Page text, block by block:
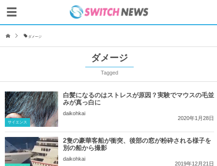
ダメージ
ダメージ
Tagged
サイエンス
白髪になるのはストレスが原因？実験でマウスの毛並
みが真っ白に
daikohkai
2020年1月28日
2隻の豪華客船が衝突、後部の窓が粉砕される様子を
別の船から撮影
daikohkai
2019年12月21日